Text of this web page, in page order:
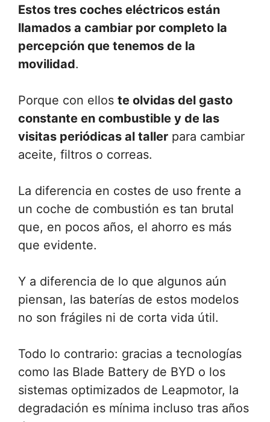
Estos tres coches eléctricos están
llamados a cambiar por completo la
percepción que tenemos de la
movilidad.
Porque con ellos te olvidas del gasto
constante en combustible y de las
visitas periódicas al taller para cambiar
aceite, filtros o correas.
La diferencia en costes de uso frente a
un coche de combustión es tan brutal
que, en pocos años, el ahorro es más
que evidente.
Y a diferencia de lo que algunos aún
piensan, las baterías de estos modelos
no son frágiles ni de corta vida útil.
Todo lo contrario: gracias a tecnologías
como las Blade Battery de BYD o los
sistemas optimizados de Leapmotor, la
degradación es mínima incluso tras años